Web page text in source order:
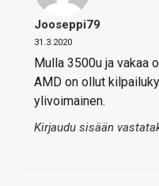
Jooseppi79
31.3.2020
Mulla 3500u ja vakaa
AMD on ollut
ylivoimainen.
Kirjaudu sisään